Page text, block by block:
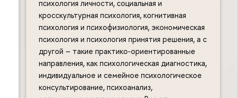
психология личности, социальная и
кросскультурная психология, когнитивная
психология и психофизиология, экономическая
психология и психология принятия решения, а с
другой – такие практико-ориентированные
направления, как психологическая диагностика,
индивидуальное и семейное психологическое
консультирование, психоанализ,